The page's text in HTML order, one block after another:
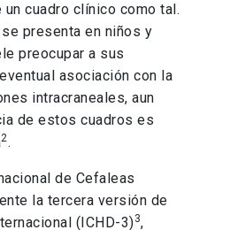
cuadro clínico como tal.
presenta en niños y
preocupar a sus
asociación con la
intracraneales, aun
de estos cuadros es
2.
de Cefaleas
la tercera versión de
(ICHD-3)3,